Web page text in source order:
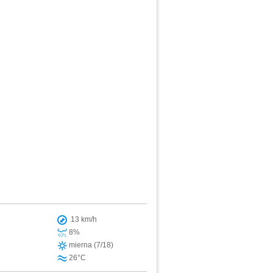
13 km/h
8%
mierna (7/18)
26°C